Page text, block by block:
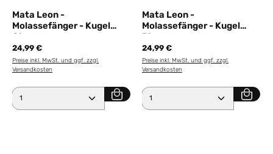
Mata Leon -
Molassefänger - Kugel
Glow
24,99 €
Preise inkl. MwSt. und ggf. zzgl.
Versandkosten
Produkt Anzahl: Gib den gewünschten Wert ein
Mata Leon -
Molassefänger - Kugel
Blau
24,99 €
Preise inkl. MwSt. und ggf. zzgl.
Versandkosten
Produkt Anzahl: Gib den